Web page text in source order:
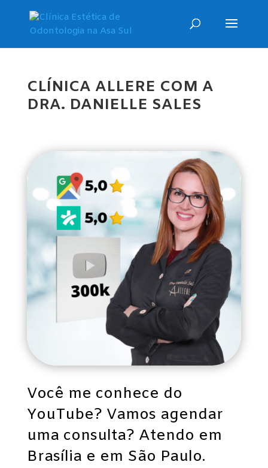
CLÍNICA ALLERE COM A
DRA. DANIELLE SALES
Você me conhece do
YouTube? Vamos agendar
uma consulta? Atendo em
Brasília e em São Paulo.